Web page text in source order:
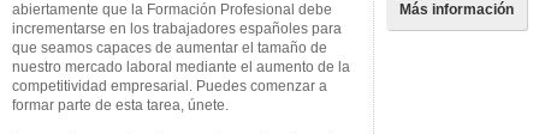
abiertamente que la Formación Profesional debe
incrementarse en los trabajadores españoles para
que seamos capaces de aumentar el tamaño de
nuestro mercado laboral mediante el aumento de la
competitividad empresarial. Puedes comenzar a
formar parte de esta tarea, únete.
Más información